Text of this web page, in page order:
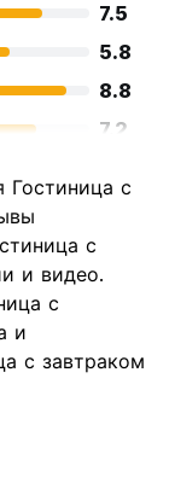
7.5
5.8
8.8
7.2
7.7
5.7
с
с
и видео.
с
и
с завтраком